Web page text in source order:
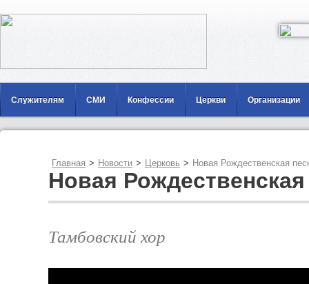
Служителям СМИ Конфессии Церкви Организации
Главная > Новости > Церковь > Новая Рождественская
Новая
Тамбовский хор